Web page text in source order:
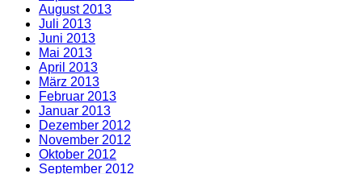
August 2013
Juli 2013
Juni 2013
Mai 2013
April 2013
März 2013
Februar 2013
Januar 2013
Dezember 2012
November 2012
Oktober 2012
September 2012